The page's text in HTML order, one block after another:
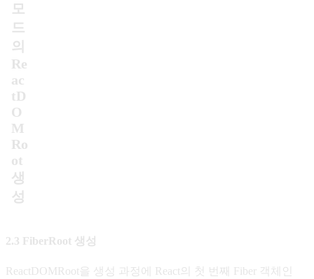
모
드
의
Re
ac
tD
O
M
Ro
ot
생
성
2.3 FiberRoot 생성
ReactDOMRoot을 생성 과정에 React의 첫 번째 Fiber 객체인